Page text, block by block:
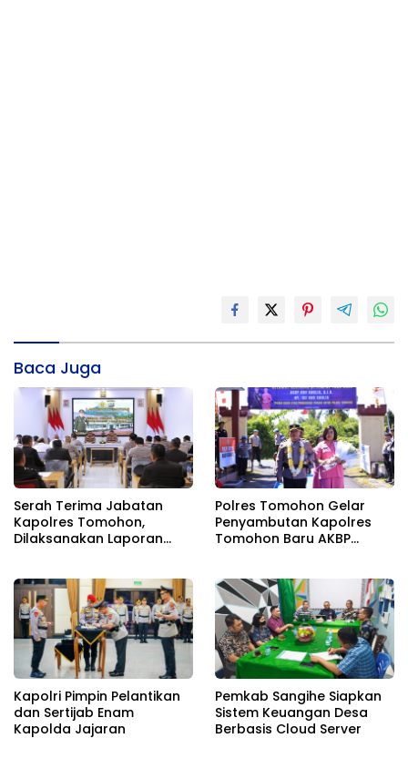
Baca Juga
Serah Terima Jabatan
Kapolres Tomohon,
Dilaksanakan Laporan
Wilayah Hukum Polres
Tomohon
Polres Tomohon Gelar
Penyambutan Kapolres
Tomohon Baru AKBP
Kapolri Pimpin Pelantikan
dan Sertijab Enam
Kapolda Jajaran
Pemkab Sangihe Siapkan
Sistem Keuangan Desa
Berbasis Cloud Server